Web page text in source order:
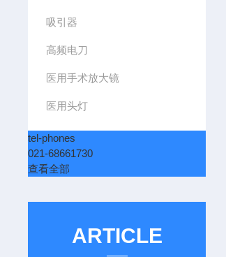
吸引器
高频电刀
医用手术放大镜
医用头灯
tel-phones
021-68661730
查看全部
ARTICLE